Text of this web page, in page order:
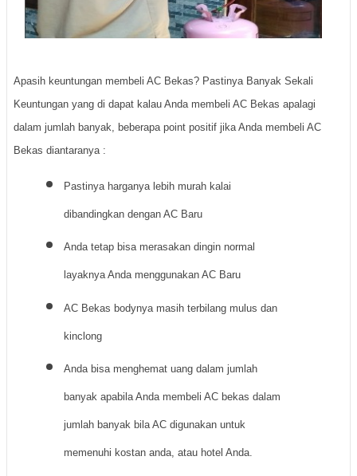
Apasih keuntungan membeli AC Bekas? Pastinya Banyak Sekali
Keuntungan yang di dapat kalau Anda membeli AC Bekas apalagi
dalam jumlah banyak, beberapa point positif jika Anda membeli AC
Bekas diantaranya :
Pastinya harganya lebih murah kalai
dibandingkan dengan AC Baru
Anda tetap bisa merasakan dingin normal
layaknya Anda menggunakan AC Baru
AC Bekas bodynya masih terbilang mulus dan
kinclong
Anda bisa menghemat uang dalam jumlah
banyak apabila Anda membeli AC bekas dalam
jumlah banyak bila AC digunakan untuk
memenuhi kostan anda, atau hotel Anda.